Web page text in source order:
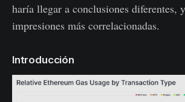
haría llegar a conclusiones diferentes,
impresiones más correlacionadas.
Introducción